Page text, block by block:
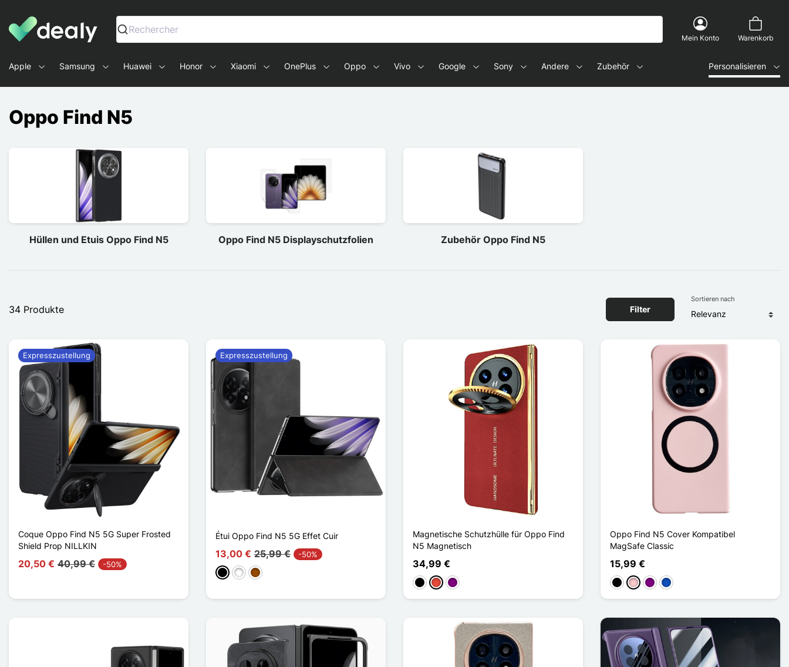
Dealy - Hüllen und Zubehör für Smartphones und Tablets
Rechercher
Mein Konto Warenkorb
Apple Samsung Huawei Honor Xiaomi OnePlus Oppo Vivo Google Sony Andere Zubehör Personalisieren
Oppo Find N5
Hüllen und Etuis Oppo Find N5 Oppo Find N5 Displayschutzfolien Zubehör Oppo Find N5
34 Produkte Filter
Sortieren nach
Coque Oppo Find N5 5G Super Frosted
Shield Prop NILLKIN
20,50 € 40,99 € -50%
Expresszustellung
Étui Oppo Find N5 5G Effet Cuir
13,00 € 25,99 € -50%
Schwarz
WeißBraun
Expresszustellung
Magnetische Schutzhülle für Oppo Find
N5 Magnetisch
34,99 €
Schwarz
Rot Violett
Oppo Find N5 Cover Kompatibel
MagSafe Classic
15,99 €
Schwarz
PinkViolettSaphir